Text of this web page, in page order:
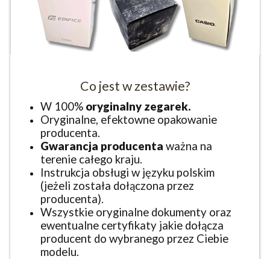
Co jest w zestawie?
W 100% oryginalny zegarek.
Oryginalne, efektowne opakowanie
producenta.
Gwarancja producenta ważna na
terenie całego kraju.
Instrukcja obsługi w języku polskim
(jeżeli została dołączona przez
producenta).
Wszystkie oryginalne dokumenty oraz
ewentualne certyfikaty jakie dołącza
producent do wybranego przez Ciebie
modelu.